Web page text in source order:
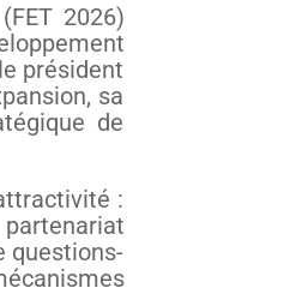
2026)
président
sa
de
:
questions-